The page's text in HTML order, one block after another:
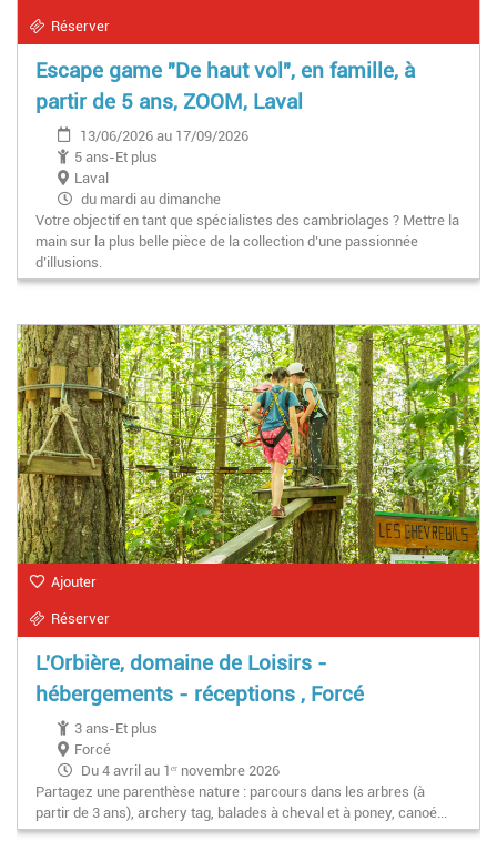
Réserver
Escape game "De haut vol", en famille, à
partir de 5 ans, ZOOM, Laval
13/06/2026 au 17/09/2026
5 ans-Et plus
Laval
du mardi au dimanche
Votre objectif en tant que spécialistes des cambriolages ? Mettre la
main sur la plus belle pièce de la collection d’une passionnée
d’illusions.
Ajouter
Réserver
L'Orbière, domaine de Loisirs -
hébergements - réceptions , Forcé
3 ans-Et plus
Forcé
Du 4 avril au 1ᵉʳ novembre 2026
Partagez une parenthèse nature : parcours dans les arbres (à
partir de 3 ans), archery tag, balades à cheval et à poney, canoé...